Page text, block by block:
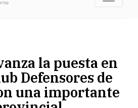
la puesta en
Defensores de
una importante